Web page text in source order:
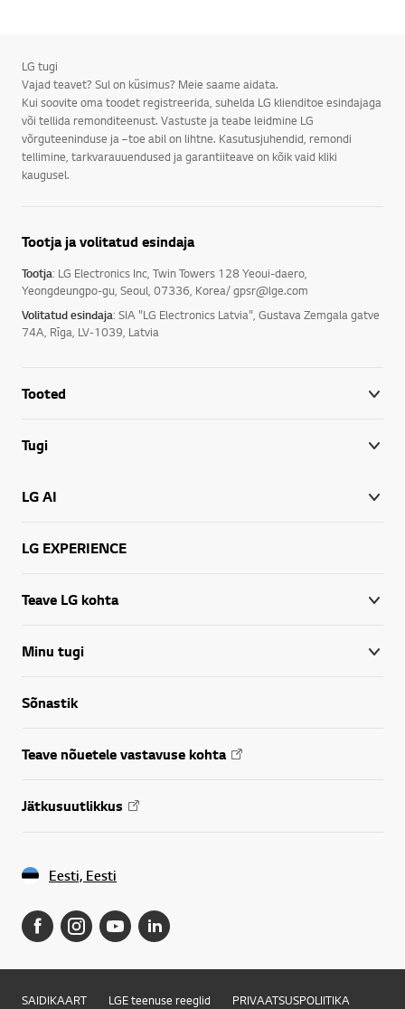
LG tugi
Vajad teavet? Sul on küsimus? Meie saame aidata.
Kui soovite oma toodet registreerida, suhelda LG klienditoe esindajaga
või tellida remonditeenust. Vastuste ja teabe leidmine LG
võrguteeninduse ja –toe abil on lihtne. Kasutusjuhendid, remondi
tellimine, tarkvarauuendused ja garantiiteave on kõik vaid kliki
kaugusel.
Tootja ja volitatud esindaja
Tootja: LG Electronics Inc, Twin Towers 128 Yeoui-daero,
Yeongdeungpo-gu, Seoul, 07336, Korea/ gpsr@lge.com
Volitatud esindaja: SIA "LG Electronics Latvia", Gustava Zemgala gatve
74A, Rīga, LV-1039, Latvia
Tooted
Tugi
LG AI
LG EXPERIENCE
Teave LG kohta
Minu tugi
Sõnastik
Teave nõuetele vastavuse kohta
Jätkusuutlikkus
Eesti, Eesti
SAIDIKAART LGE teenuse reeglid PRIVAATSUSPOLIITIKA